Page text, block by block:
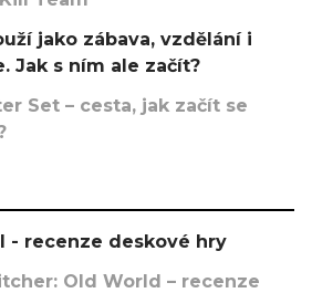
jako zábava, vzdělání i
Jak s ním ale začít?
Set – cesta, jak začít se
- recenze deskové hry
Old World – recenze